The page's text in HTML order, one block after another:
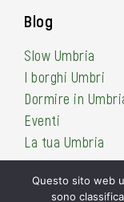
Blog
Slow Umbria
I borghi Umbri
Dormire in
Eventi
La tua Umbria
Questo sito web
sono